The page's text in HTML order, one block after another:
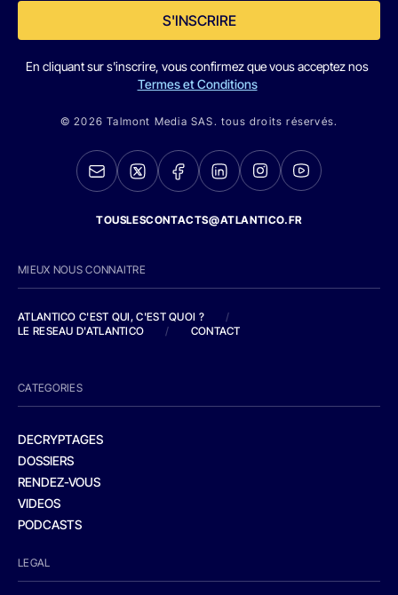
S'INSCRIRE
En cliquant sur s'inscrire, vous confirmez que vous acceptez nos
Termes et Conditions
© 2026 Talmont Media SAS. tous droits réservés.
TOUSLESCONTACTS@ATLANTICO.FR
MIEUX NOUS CONNAITRE
ATLANTICO C'EST QUI, C'EST QUOI ?
/
LE RESEAU D'ATLANTICO
/ CONTACT
CATEGORIES
DECRYPTAGES
DOSSIERS
RENDEZ-VOUS
VIDEOS
PODCASTS
LEGAL